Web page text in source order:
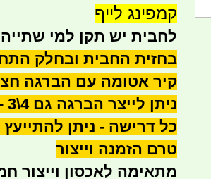
קמפינג לייף
לחבית יש תקן למי שתייה
בחזית החבית ובחלק
קיר אטומה עם הברגה
טרם הזמנה וייצור
מתאימה לאכסון וייצור